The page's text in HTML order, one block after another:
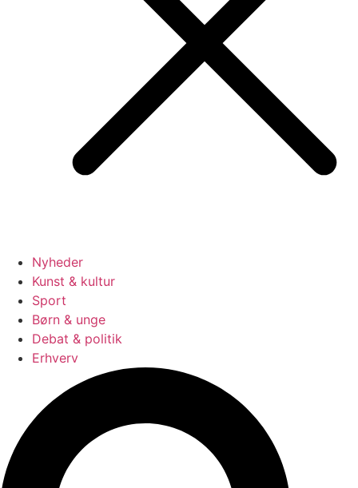
Nyheder
Kunst & kultur
Sport
Børn & unge
Debat & politik
Erhverv